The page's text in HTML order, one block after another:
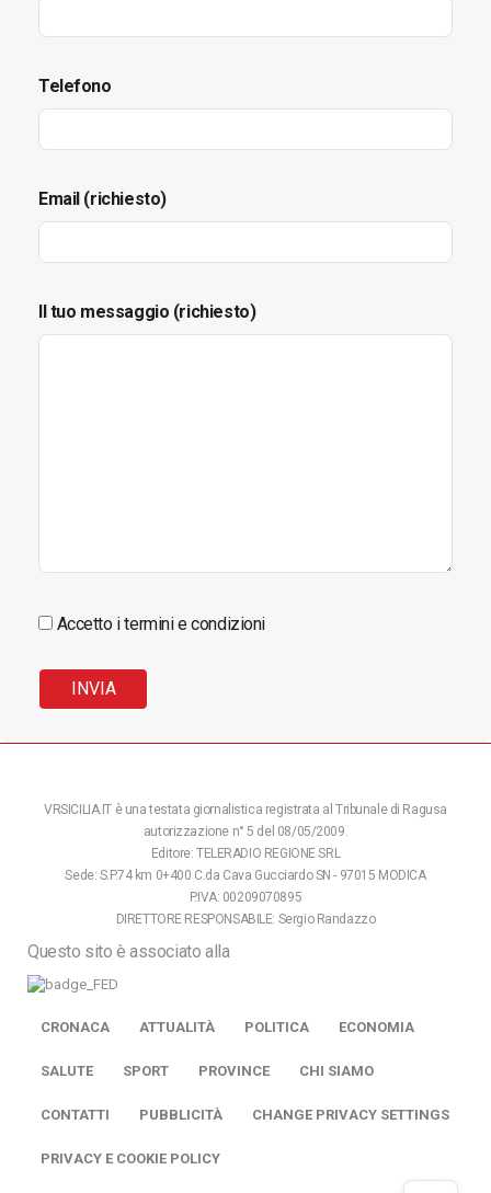
Telefono
Email (richiesto)
Il tuo messaggio (richiesto)
Accetto i termini e condizioni
VRSICILIA.IT è una testata giornalistica registrata al Tribunale di Ragusa
autorizzazione n° 5 del 08/05/2009.
Editore: TELERADIO REGIONE SRL
Sede: S.P.74 km 0+400 C.da Cava Gucciardo SN - 97015 MODICA
P.IVA: 00209070895
DIRETTORE RESPONSABILE: Sergio Randazzo
Questo sito è associato alla
CRONACA ATTUALITÀ POLITICA ECONOMIA
SALUTE SPORT PROVINCE CHI SIAMO
CONTATTI PUBBLICITÀ CHANGE PRIVACY SETTINGS
PRIVACY E COOKIE POLICY